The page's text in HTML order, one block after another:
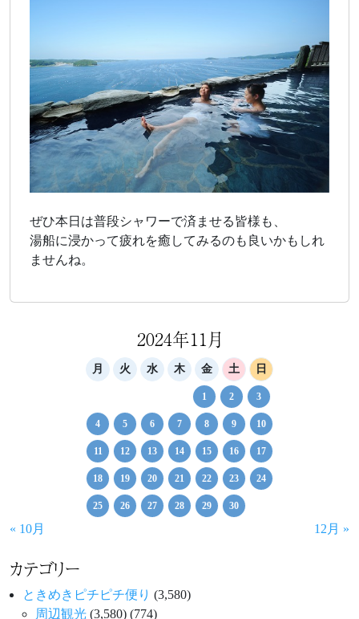
ぜひ本日は普段シャワーで済ませる皆様も、
湯船に浸かって疲れを癒してみるのも良いかもしれ
ませんね。
2024年11月
月 火 水 木 金 土 日
1 2 3
4 5 6 7 8 9 10
11 12 13 14 15 16 17
18 19 20 21 22 23 24
25 26 27 28 29 30
« 10月 12月 »
カテゴリー
ときめきピチピチ便り (3,580)
周辺観光 (3,580) (774)